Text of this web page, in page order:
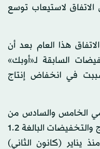
لاستيعاب توسع
هذا العام بعد أن
السابقة لـ«أوبك»
في انخفاض إنتاج
الخامس والسادس من
ديسمبر لمناقشة سياسة الإنتاج والتخفيضات البالغة 1.2
يناير (كانون الثاني)